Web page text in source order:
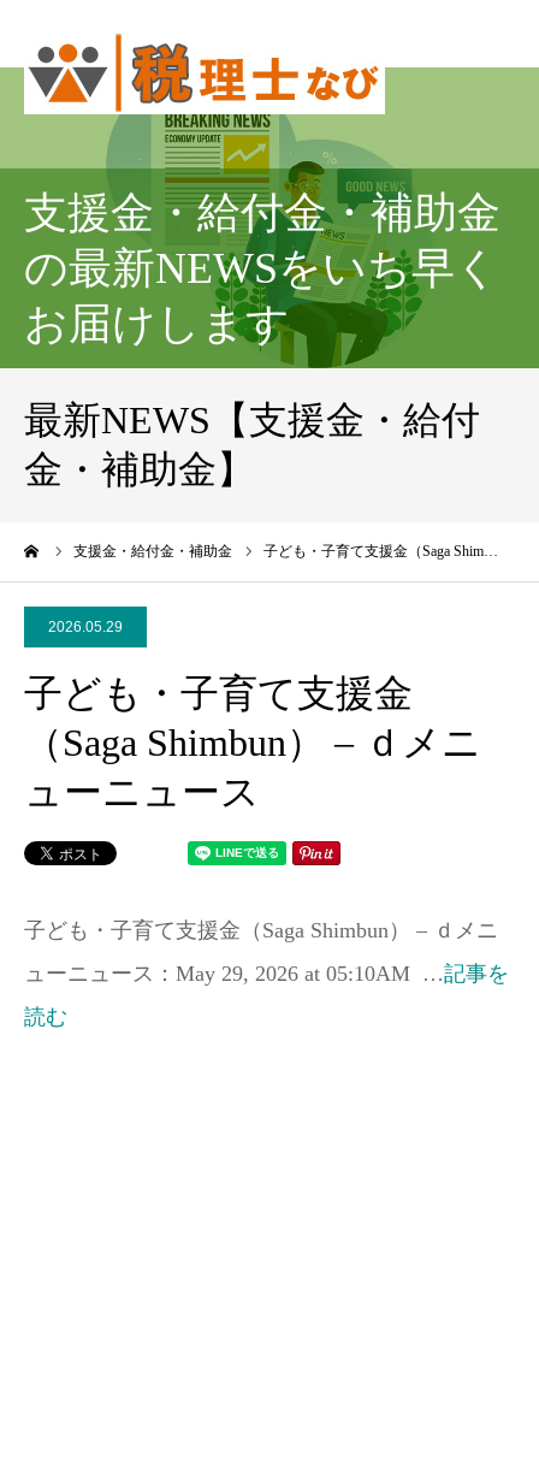
支援金・給付金・補助金
の最新NEWSをいち早く
お届けします
最新NEWS【支援金・給付
金・補助金】
支援金・給付金・補助金 子ども・子育て支援金（Saga Shim…
2026.05.29
子ども・子育て支援金
（Saga Shimbun） – ｄメニ
ューニュース
子ども・子育て支援金（Saga Shimbun） – ｄメニ
ューニュース：May 29, 2026 at 05:10AM …記事を
読む